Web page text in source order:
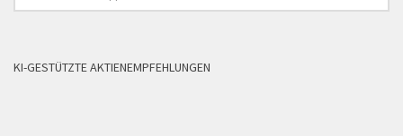
KI-GESTÜTZTE AKTIENEMPFEHLUNGEN